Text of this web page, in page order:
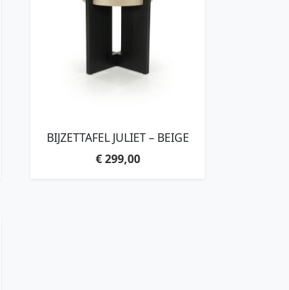
BIJZETTAFEL JULIET – BEIGE
€299,00